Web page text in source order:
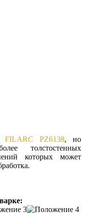
FILARC PZ6138, но
толстостенных
которых может